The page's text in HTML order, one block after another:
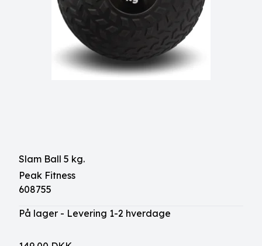
Slam Ball 5 kg.
Peak Fitness
608755
På lager - Levering 1-2 hverdage